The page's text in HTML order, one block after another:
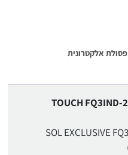
פסולת אלקטרונית